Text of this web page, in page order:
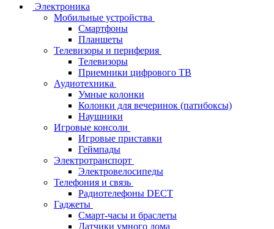
Электроника
Мобильные устройства
Смартфоны
Планшеты
Телевизоры и периферия
Телевизоры
Приемники цифрового ТВ
Аудиотехника
Умные колонки
Колонки для вечеринок (патибоксы)
Наушники
Игровые консоли
Игровые приставки
Геймпады
Электротранспорт
Электровелосипеды
Телефония и связь
Радиотелефоны DECT
Гаджеты
Смарт-часы и браслеты
Датчики умного дома